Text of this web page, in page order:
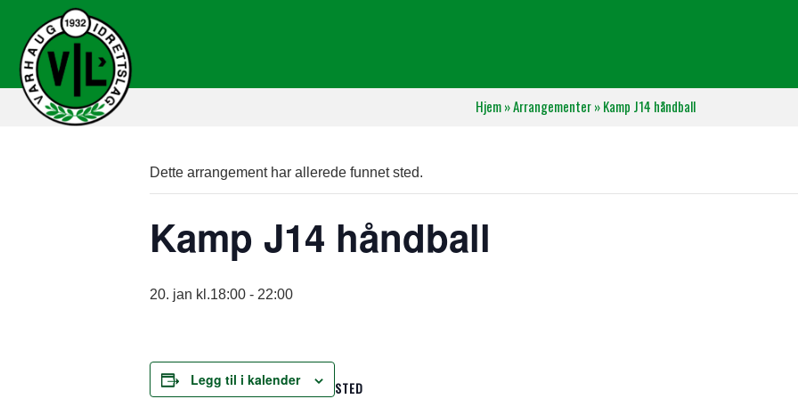
Hjem»Arrangementer»Kamp J14 håndball
Dette arrangement har allerede funnet sted.
Kamp J14 håndball
20. jan kl.18:00 - 22:00
Legg til i kalender STED